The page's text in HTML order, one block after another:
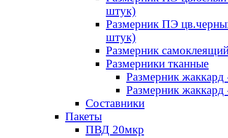
штук)
Размерник ПЭ
штук)
Размерник
Размерники тканные
Размерник
Размерник
Составники
Пакеты
ПВД 20мкр